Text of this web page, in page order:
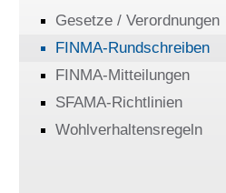
Gesetze / Verordnungen
FINMA-Rundschreiben
FINMA-Mitteilungen
SFAMA-Richtlinien
Wohlverhaltensregeln